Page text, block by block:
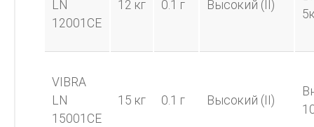
LN
12001CE
12 кг 0.1 г Высокий (II)
VIBRA
LN
15001CE
15 кг 0.1 г Высокий (II)